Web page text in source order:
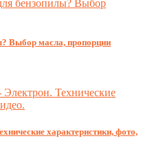
Выбор масла, пропорции
характеристики, фото,